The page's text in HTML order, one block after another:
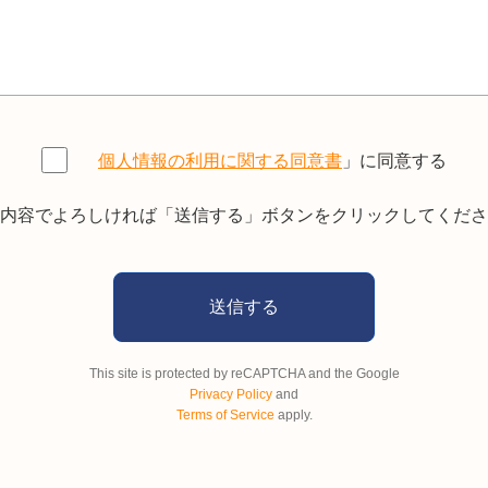
個人情報の利用に関する同意書 」に同意する
容でよろしければ「送信する」ボタンをクリックしてくだ
This site is protected by reCAPTCHA and the Google
Privacy Policy and
Terms of Service apply.